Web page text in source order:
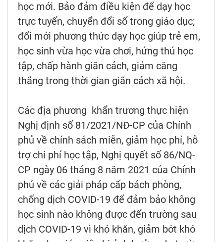
học mới. Bảo đảm điều kiện để dạy học
trực tuyến, chuyển đổi số trong giáo dục;
đổi mới phương thức dạy học giúp trẻ em,
học sinh vừa học vừa chơi, hứng thú học
tập, chấp hành giãn cách, giảm căng
thẳng trong thời gian giãn cách xã hội.
Các địa phương khẩn trương thực hiện
Nghị định số 81/2021/NĐ-CP của Chính
phủ về chính sách miễn, giảm học phí, hỗ
trợ chi phí học tập, Nghị quyết số 86/NQ-
CP ngày 06 tháng 8 năm 2021 của Chính
phủ về các giải pháp cấp bách phòng,
chống dịch COVID-19 để đảm bảo không
học sinh nào không được đến trường sau
dịch COVID-19 vì khó khăn, giảm bớt khó